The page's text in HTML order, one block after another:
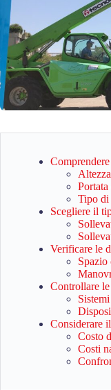
Tipo di
Scegliere il
Verificare le
Controllare
Considerare
Costo
Costi